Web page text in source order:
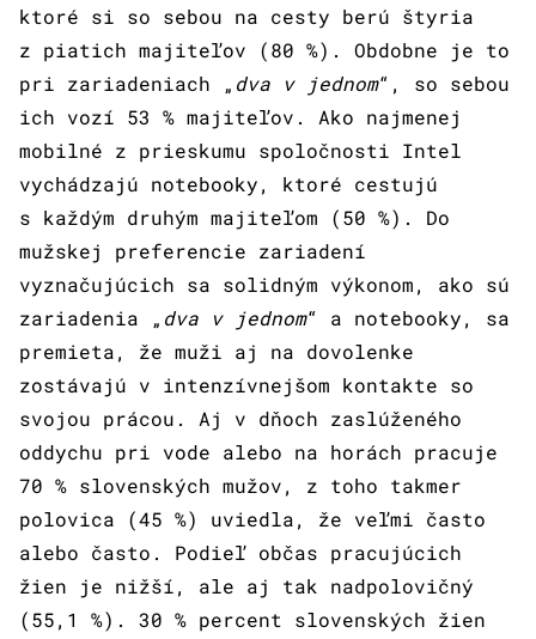
ktoré si so sebou na cesty berú štyria
z piatich majiteľov (80 %). Obdobne je to
pri zariadeniach „ dva v jednom“, so sebou
ich vozí 53 % majiteľov. Ako najmenej
mobilné z prieskumu spoločnosti Intel
vychádzajú notebooky, ktoré cestujú
s každým druhým majiteľom (50 %). Do
mužskej preferencie zariadení
vyznačujúcich sa solidným výkonom, ako sú
zariadenia „ dva v jednom“ a notebooky, sa
premieta, že muži aj na dovolenke
zostávajú v intenzívnejšom kontakte so
svojou prácou. Aj v dňoch zaslúženého
oddychu pri vode alebo na horách pracuje
70 % slovenských mužov, z toho takmer
polovica (45 %) uviedla, že veľmi často
alebo často. Podieľ občas pracujúcich
žien je nižší, ale aj tak nadpolovičný
(55,1 %). 30 % percent slovenských žien